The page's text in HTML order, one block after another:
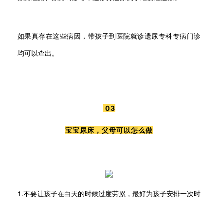
如果真存在这些病因，带孩子到医院就诊遗尿专科专病门诊
均可以查出。
03
宝宝尿床，父母可以怎么做
1.不要让孩子在白天的时候过度劳累，最好为孩子安排一次时